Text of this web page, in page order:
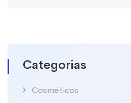
Categorias
Cosméticos